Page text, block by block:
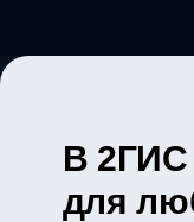
В 2ГИС
для